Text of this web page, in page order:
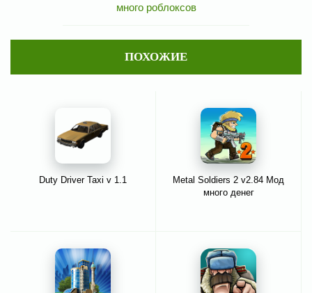
много роблоксов
ПОХОЖИЕ
Duty Driver Taxi v 1.1
Metal Soldiers 2 v2.84 Мод
много денег